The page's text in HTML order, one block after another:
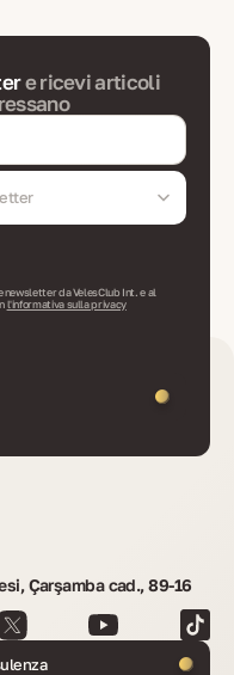
e ricevi articoli
newsletter da VelesClub Int. e al
l'informativa sulla privacy
Çarşamba cad., 89-16